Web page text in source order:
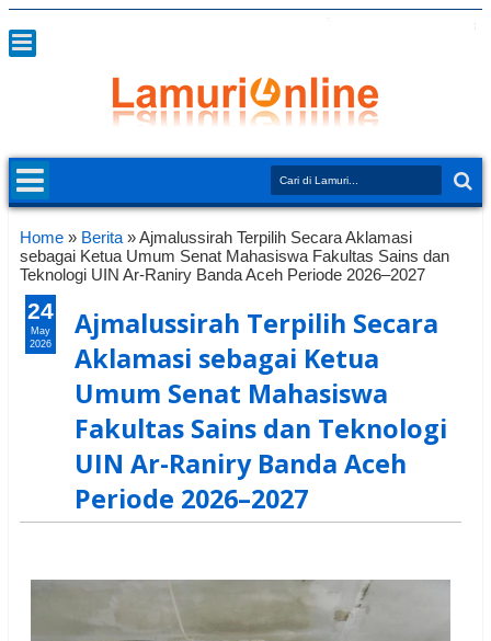
Home » Berita »Ajmalussirah Terpilih Secara Aklamasi
sebagai Ketua Umum Senat Mahasiswa Fakultas Sains dan
Teknologi UIN Ar-Raniry Banda Aceh Periode 2026–2027
Ajmalussirah Terpilih Secara
Aklamasi sebagai Ketua
Umum Senat Mahasiswa
Fakultas Sains dan Teknologi
UIN Ar-Raniry Banda Aceh
Periode 2026–2027
24
May
2026